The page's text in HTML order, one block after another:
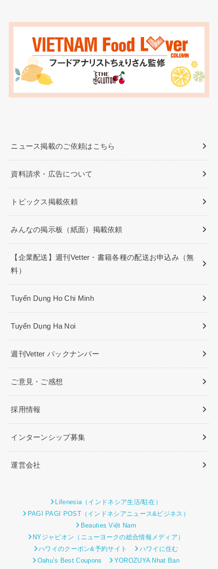
ニュース掲載のご依頼はこちら
資料請求・広告について
トピックス掲載依頼
みんなの掲示板（紙面）掲載依頼
【企業配送】週刊Vetter・書籍各種の配送お申込み（無
料）
Tuyển Dụng Ho Chi Minh
Tuyển Dụng Ha Noi
週刊Vetter バックナンバー
ご意見・ご感想
採用情報
インターンシップ募集
運営会社
Lifenesia（インドネシア生活/駐在）
PAGI PAGI POST（インドネシアニュース&ビジネス）
Beauties Việt Nam
NYジャピオン（ニューヨークの総合情報メディア）
ハワイのクーポン&予約サイト
ハワイに住む
Oahu’s Best Coupons
YOROZUYA Nhat Ban